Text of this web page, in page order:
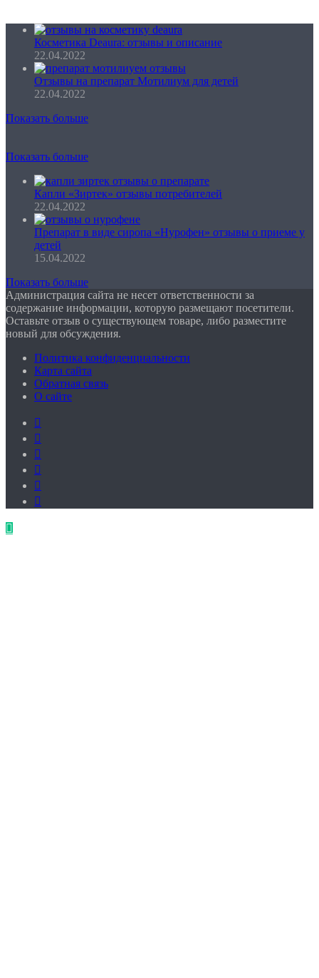
Косметика Deaura: отзывы и описание
22.04.2022
Отзывы на препарат Мотилиум для детей
22.04.2022
Показать больше
Показать больше
Капли «Зиртек» отзывы потребителей
22.04.2022
Препарат в виде сиропа «Нурофен» отзывы о приеме у
детей
15.04.2022
Показать больше
Администрация сайта не несет ответственности за
содержание информации, которую размещают посетители.
Оставьте отзыв о существующем товаре, либо разместите
новый для обсуждения.
Политика конфиденциальности
Карта сайта
Обратная связь
О сайте
Кнопка
«Наверх»